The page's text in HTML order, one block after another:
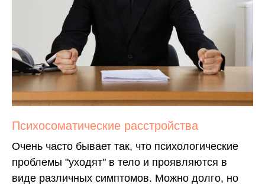
Психосоматические расстройства
Очень часто бывает так, что психологические
проблемы "уходят" в тело и проявляются в
виде различных симптомов. Можно долго, но